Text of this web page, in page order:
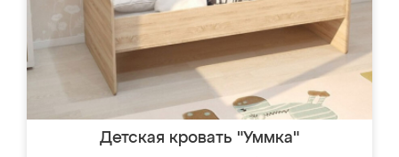
Детская кровать "Уммка"